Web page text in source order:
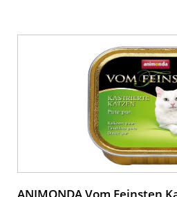
ANIMONDA Vom Feinsten